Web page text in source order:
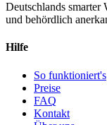
Deutschlands smarter
und behördlich
Hilfe
So funktioniert's
Preise
FAQ
Kontakt